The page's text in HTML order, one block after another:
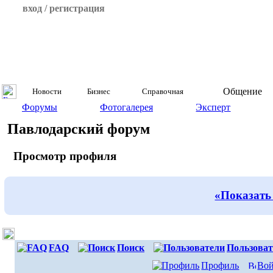
вход / регистрация
Новости Бизнес Справочная
Общение
Форумы
Фотогалерея Эксперт
Павлодарский форум
Просмотр профиля
FAQ Поиск
Профиль